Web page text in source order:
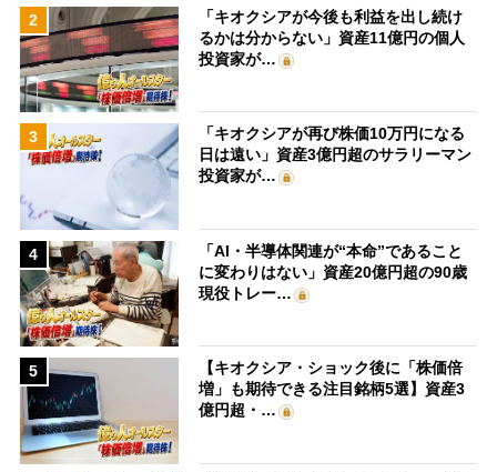
2
「キオクシアが今後も利益を出し続け
るかは分からない」資産11億円の個人
投資家が…
3
「キオクシアが再び株価10万円になる
日は遠い」資産3億円超のサラリーマン
投資家が…
4
「AI・半導体関連が“本命”であること
に変わりはない」資産20億円超の90歳
現役トレー…
5
【キオクシア・ショック後に「株価倍
増」も期待できる注目銘柄5選】資産3
億円超・…